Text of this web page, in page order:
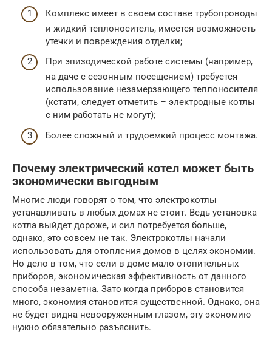
Комплекс имеет в своем составе трубопроводы
и жидкий теплоноситель, имеется возможность
утечки и повреждения отделки;
При эпизодической работе системы (например,
на даче с сезонным посещением) требуется
использование незамерзающего теплоносителя
(кстати, следует отметить – электродные котлы
с ним работать не могут);
Более сложный и трудоемкий процесс монтажа.
Почему электрический котел может быть
экономически выгодным
Многие люди говорят о том, что электрокотлы
устанавливать в любых домах не стоит. Ведь установка
котла выйдет дороже, и сил потребуется больше,
однако, это совсем не так. Электрокотлы начали
использовать для отопления домов в целях экономии.
Но дело в том, что если в доме мало отопительных
приборов, экономическая эффективность от данного
способа незаметна. Зато когда приборов становится
много, экономия становится существенной. Однако, она
не будет видна невооруженным глазом, эту экономию
нужно обязательно разъяснить.